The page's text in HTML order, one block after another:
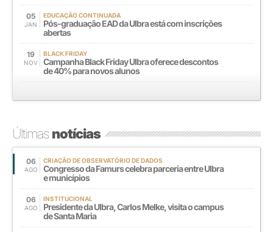
05
JAN
EDUCAÇÃO CONTINUADA
Pós-graduação EAD da Ulbra está com inscrições
abertas
19
NOV
BLACK FRIDAY
Campanha Black Friday Ulbra oferece descontos
de 40% para novos alunos
Últimasnotícias
06
AGO
CRIAÇÃO DE OBSERVATÓRIO DE DADOS
Congresso da Famurs celebra parceria entre Ulbra
e municípios
06
AGO
INSTITUCIONAL
Presidente da Ulbra, Carlos Melke, visita o campus
de Santa Maria